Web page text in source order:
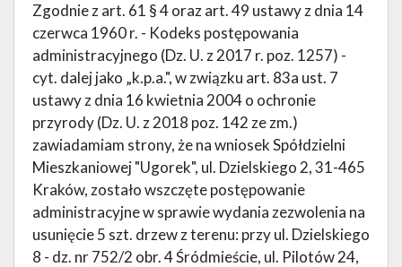
Zgodnie z art. 61 § 4 oraz art. 49 ustawy z dnia 14
czerwca 1960 r. - Kodeks postępowania
administracyjnego (Dz. U. z 2017 r. poz. 1257) -
cyt. dalej jako „k.p.a.", w związku art. 83a ust. 7
ustawy z dnia 16 kwietnia 2004 o ochronie
przyrody (Dz. U. z 2018 poz. 142 ze zm.)
zawiadamiam strony, że na wniosek Spółdzielni
Mieszkaniowej "Ugorek", ul. Dzielskiego 2, 31-465
Kraków, zostało wszczęte postępowanie
administracyjne w sprawie wydania zezwolenia na
usunięcie 5 szt. drzew z terenu: przy ul. Dzielskiego
8 - dz. nr 752/2 obr. 4 Śródmieście, ul. Pilotów 24,